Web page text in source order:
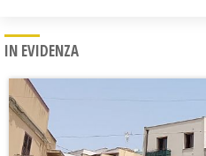
IN EVIDENZA